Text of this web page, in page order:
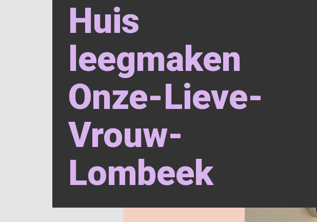
Huis
leegmaken
Onze-Lieve-
Vrouw-
Lombeek